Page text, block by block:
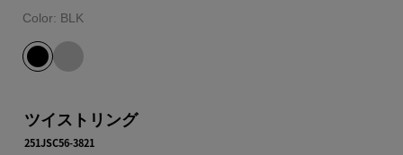
Color: BLK
ツイストリング
251JSC56-3821